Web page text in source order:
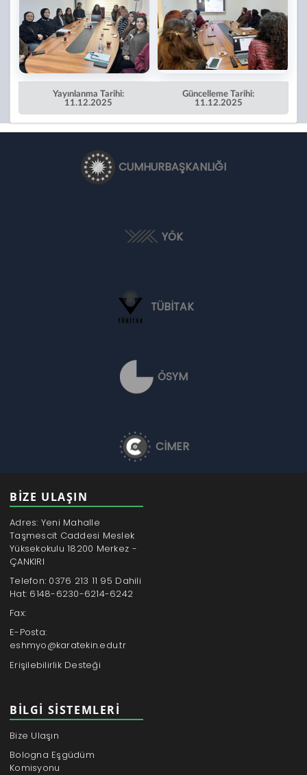
Yayınlanma Tarihi:
11.12.2025
Güncelleme Tarihi:
11.12.2025
CUMHURBAŞKANLIĞI
YÖK
TÜBİTAK
ÖSYM
CİMER
BİZE ULAŞIN
Adres: Yeni Mahalle
Taşmescit Caddesi Meslek
Yüksekokulu 18200 Merkez -
ÇANKIRI
Telefon: 0376 213 11 95 Dahili
Hat: 6148-6230-6214-6242
Fax:
E-Posta:
eshmyo@karatekin.edu.tr
Erişilebilirlik Desteği
BILGI SISTEMLERI
Bize Ulaşın
Bologna Eşgüdüm
Komisyonu